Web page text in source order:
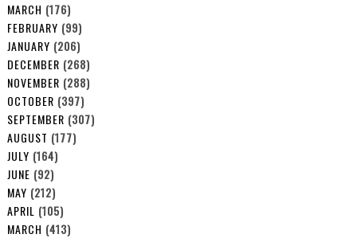
MARCH (176)
FEBRUARY (99)
JANUARY (206)
DECEMBER (268)
NOVEMBER (288)
OCTOBER (397)
SEPTEMBER (307)
AUGUST (177)
JULY (164)
JUNE (92)
MAY (212)
APRIL (105)
MARCH (413)